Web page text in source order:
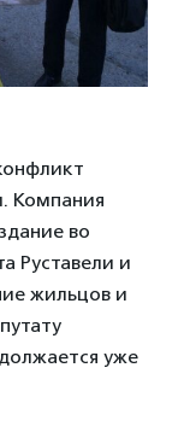
Компания
во
Руставели и
жильцов и
уже